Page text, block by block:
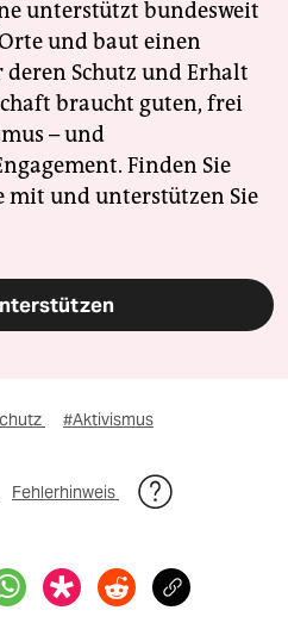
unterstützt bundesweit
und baut einen
Schutz und Erhalt
braucht guten, frei
– und
Finden Sie
mit und unterstützen Sie
#Aktivismus
Fehlerhinweis